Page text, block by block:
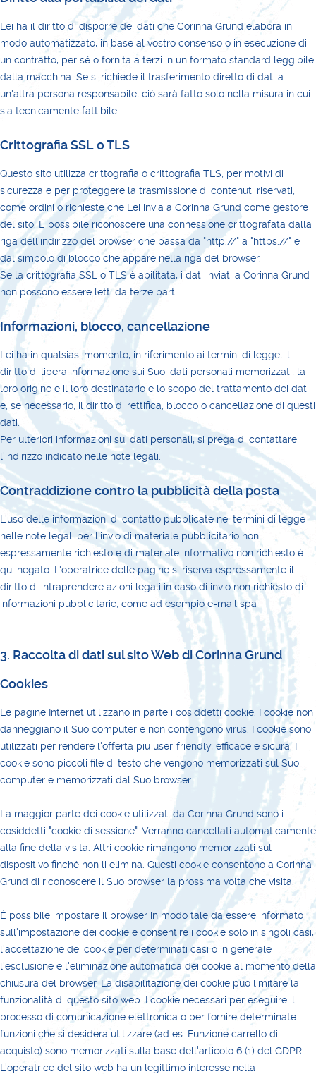
Lei ha il diritto di disporre dei dati che Corinna Grund elabora in
modo automatizzato, in base al vostro consenso o in esecuzione di
un contratto, per sé o fornita a terzi in un formato standard leggibile
dalla macchina. Se si richiede il trasferimento diretto di dati a
un'altra persona responsabile, ciò sarà fatto solo nella misura in cui
sia tecnicamente fattibile..
Crittografia SSL o TLS
Questo sito utilizza crittografia o crittografia TLS, per motivi di
sicurezza e per proteggere la trasmissione di contenuti riservati,
come ordini o richieste che Lei invia a Corinna Grund come gestore
del sito. È possibile riconoscere una connessione crittografata dalla
riga dell'indirizzo del browser che passa da "http://" a "https://" e
dal simbolo di blocco che appare nella riga del browser.
Se la crittografia SSL o TLS è abilitata, i dati inviati a Corinna Grund
non possono essere letti da terze parti.
Informazioni, blocco, cancellazione
Lei ha in qualsiasi momento, in riferimento ai termini di legge, il
diritto di libera informazione sui Suoi dati personali memorizzati, la
loro origine e il loro destinatario e lo scopo del trattamento dei dati
e, se necessario, il diritto di rettifica, blocco o cancellazione di questi
dati.
Per ulteriori informazioni sui dati personali, si prega di contattare
l'indirizzo indicato nelle note legali.
Contraddizione contro la pubblicità della posta
L'uso delle informazioni di contatto pubblicate nei termini di legge
nelle note legali per l'invio di materiale pubblicitario non
espressamente richiesto e di materiale informativo non richiesto è
qui negato. L'operatrice delle pagine si riserva espressamente il
diritto di intraprendere azioni legali in caso di invio non richiesto di
informazioni pubblicitarie, come ad esempio e-mail spa
3. Raccolta di dati sul sito Web di Corinna Grund
Cookies
Le pagine Internet utilizzano in parte i cosiddetti cookie. I cookie non
danneggiano il Suo computer e non contengono virus. I cookie sono
utilizzati per rendere l'offerta più user-friendly, efficace e sicura. I
cookie sono piccoli file di testo che vengono memorizzati sul Suo
computer e memorizzati dal Suo browser.
La maggior parte dei cookie utilizzati da Corinna Grund sono i
cosiddetti "cookie di sessione". Verranno cancellati automaticamente
alla fine della visita. Altri cookie rimangono memorizzati sul
dispositivo finché non li elimina. Questi cookie consentono a Corinna
Grund di riconoscere il Suo browser la prossima volta che visita.
È possibile impostare il browser in modo tale da essere informato
sull'impostazione dei cookie e consentire i cookie solo in singoli casi,
l'accettazione dei cookie per determinati casi o in generale
l'esclusione e l'eliminazione automatica dei cookie al momento della
chiusura del browser. La disabilitazione dei cookie può limitare la
funzionalità di questo sito web. I cookie necessari per eseguire il
processo di comunicazione elettronica o per fornire determinate
funzioni che si desidera utilizzare (ad es. Funzione carrello di
acquisto) sono memorizzati sulla base dell'articolo 6 (1) del GDPR.
L'operatrice del sito web ha un legittimo interesse nella